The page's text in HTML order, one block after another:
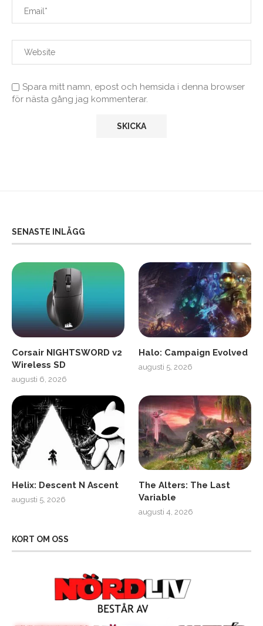
Spara mitt namn, epost och hemsida i denna browser
för nästa gång jag kommenterar.
SENASTE INLÄGG
Corsair NIGHTSWORD v2
Wireless SD
augusti 6, 2026
Halo: Campaign Evolved
augusti 5, 2026
Helix: Descent N Ascent
augusti 5, 2026
The Alters: The Last
Variable
augusti 4, 2026
KORT OM OSS